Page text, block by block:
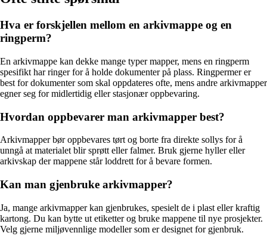
Hva er forskjellen mellom en arkivmappe og en
ringperm?
En arkivmappe kan dekke mange typer mapper, mens en ringperm
spesifikt har ringer for å holde dokumenter på plass. Ringpermer er
best for dokumenter som skal oppdateres ofte, mens andre arkivmapper
egner seg for midlertidig eller stasjonær oppbevaring.
Hvordan oppbevarer man arkivmapper best?
Arkivmapper bør oppbevares tørt og borte fra direkte sollys for å
unngå at materialet blir sprøtt eller falmer. Bruk gjerne hyller eller
arkivskap der mappene står loddrett for å bevare formen.
Kan man gjenbruke arkivmapper?
Ja, mange arkivmapper kan gjenbrukes, spesielt de i plast eller kraftig
kartong. Du kan bytte ut etiketter og bruke mappene til nye prosjekter.
Velg gjerne miljøvennlige modeller som er designet for gjenbruk.